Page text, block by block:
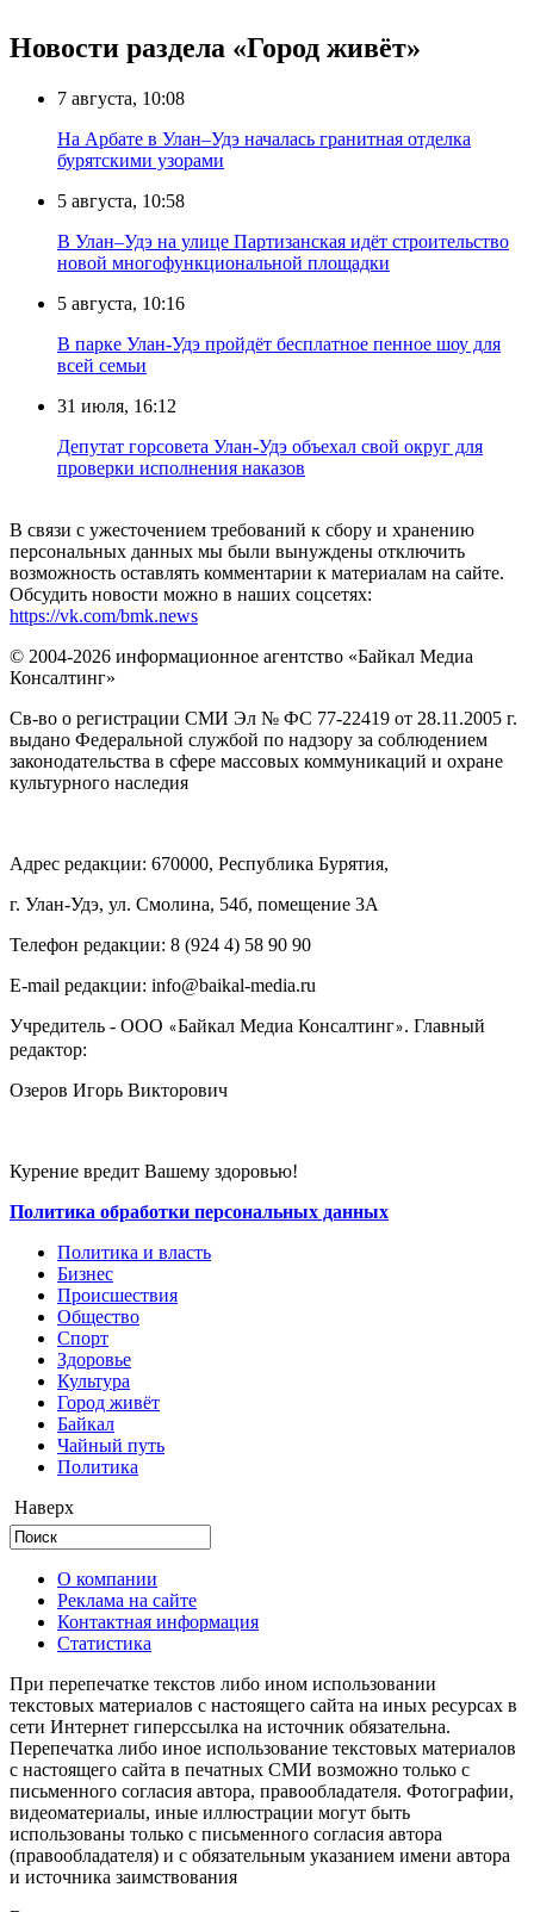
Новости раздела «Город живёт»
7 августа, 10:08
На Арбате в Улан–Удэ началась гранитная отделка
бурятскими узорами
5 августа, 10:58
В Улан–Удэ на улице Партизанская идёт строительство
новой многофункциональной площадки
5 августа, 10:16
В парке Улан-Удэ пройдёт бесплатное пенное шоу для
всей семьи
31 июля, 16:12
Депутат горсовета Улан-Удэ объехал свой округ для
проверки исполнения наказов
В связи с ужесточением требований к сбору и хранению
персональных данных мы были вынуждены отключить
возможность оставлять комментарии к материалам на сайте.
Обсудить новости можно в наших соцсетях:
https://vk.com/bmk.news
© 2004-2026 информационное агентство «Байкал Медиа
Консалтинг»
Св-во о регистрации СМИ Эл № ФС 77-22419 от 28.11.2005 г.
выдано Федеральной службой по надзору за соблюдением
законодательства в сфере массовых коммуникаций и охране
культурного наследия
Адрес редакции: 670000, Республика Бурятия,
г. Улан-Удэ, ул. Смолина, 54б, помещение 3А
Телефон редакции: ‎‎8 (924 4) 58 90 90
E-mail редакции: info@baikal-media.ru
Учредитель - ООО «Байкал Медиа Консалтинг». Главный
редактор:
Озеров Игорь Викторович
Курение вредит Вашему здоровью!
Политика обработки персональных данных
Политика и власть
Бизнес
Происшествия
Общество
Cпорт
Здоровье
Культура
Город живёт
Байкал
Чайный путь
Политика
Наверх
О компании
Реклама на сайте
Контактная информация
Статистика
При перепечатке текстов либо ином использовании
текстовых материалов с настоящего сайта на иных ресурсах в
сети Интернет гиперссылка на источник обязательна.
Перепечатка либо иное использование текстовых материалов
с настоящего сайта в печатных СМИ возможно только с
письменного согласия автора, правообладателя. Фотографии,
видеоматериалы, иные иллюстрации могут быть
использованы только с письменного согласия автора
(правообладателя) и с обязательным указанием имени автора
и источника заимствования